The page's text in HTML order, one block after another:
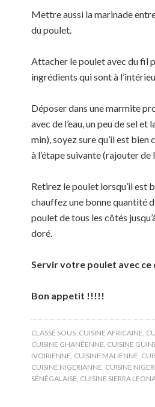
Mettre aussi la marinade
du poulet.
Attacher le poulet avec du fil
ingrédients qui sont à
Déposer dans une marmite
avec de l’eau, un peu de sel
min), soyez sure qu’il est bien
à l’étape suivante (rajouter de
Retirez le poulet lorsqu’il est
chauffez une bonne quantité
poulet de tous les côtés
doré.
Servir votre poulet avec ce
Bon appetit !!!!!
CLASSÉ SOUS :CUISINE AFRICAINE
CUISINE GHANÉENNE CUISINE
IVOIRIENNE CUISINE MALIENNE
CUISINE NIGERIANNE CUISINE
SÉNÉGALAISE CUISINE SIERRA